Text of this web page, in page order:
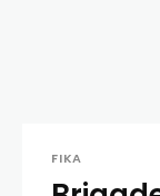
FIKA